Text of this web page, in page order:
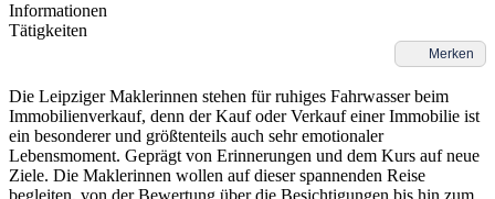
Informationen
Tätigkeiten
Merken
Die Leipziger Maklerinnen stehen für ruhiges Fahrwasser beim
Immobilienverkauf, denn der Kauf oder Verkauf einer Immobilie ist
ein besonderer und größtenteils auch sehr emotionaler
Lebensmoment. Geprägt von Erinnerungen und dem Kurs auf neue
Ziele. Die Maklerinnen wollen auf dieser spannenden Reise
begleiten, von der Bewertung über die Besichtigungen bis hin zum